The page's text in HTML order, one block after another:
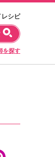
レシピ
を探す